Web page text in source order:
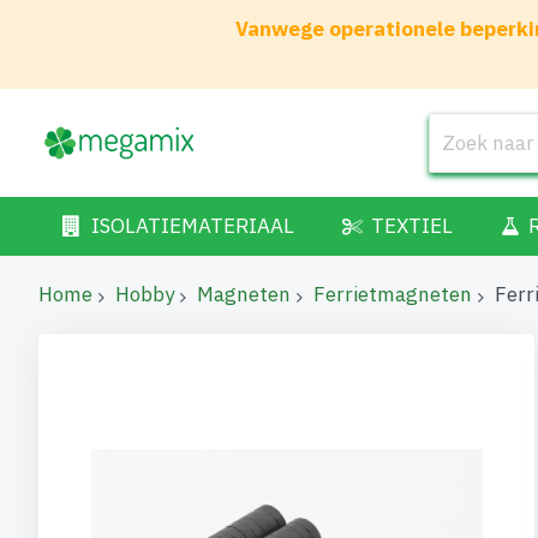
Vanwege operationele
ISOLATIEMATERIAAL TEXTIEL
Home Hobby Magneten Ferrietmagneten